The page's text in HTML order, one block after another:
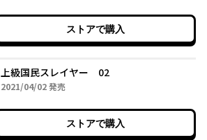
ストアで購入
上級国民スレイヤー 02
2021/04/022021年04月02日
発売
ストアで購入